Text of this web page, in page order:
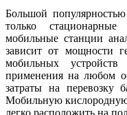
Большой
только
мобильные станции
зависит от мощности
мобильных
применения на любом
затраты на перевозку
Мобильную
легко расположить на